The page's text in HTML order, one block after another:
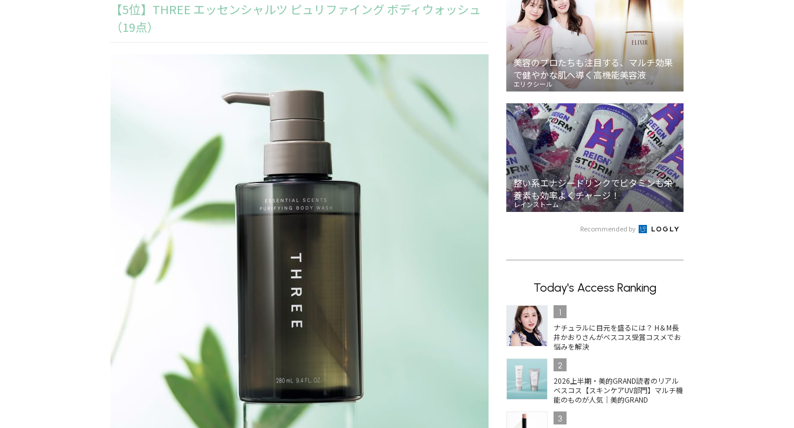
【5位】THREE エッセンシャルツ ピュリファイング ボディウォッシュ
（19点）
美容のプロたちも注目する、マルチ効果
で健やかな肌へ導く高機能美容液
エリクシール
整い系エナジードリンクでビタミンも栄
養素も効率よくチャージ！
レインストーム
Recommended by
Today's Access Ranking
1
ナチュラルに目元を盛るには？ H＆M長
井かおりさんがベスコス受賞コスメでお
悩みを解決
2
2026上半期・美的GRAND読者のリアル
ベスコス【スキンケアUV部門】マルチ機
能のものが人気｜美的GRAND
3